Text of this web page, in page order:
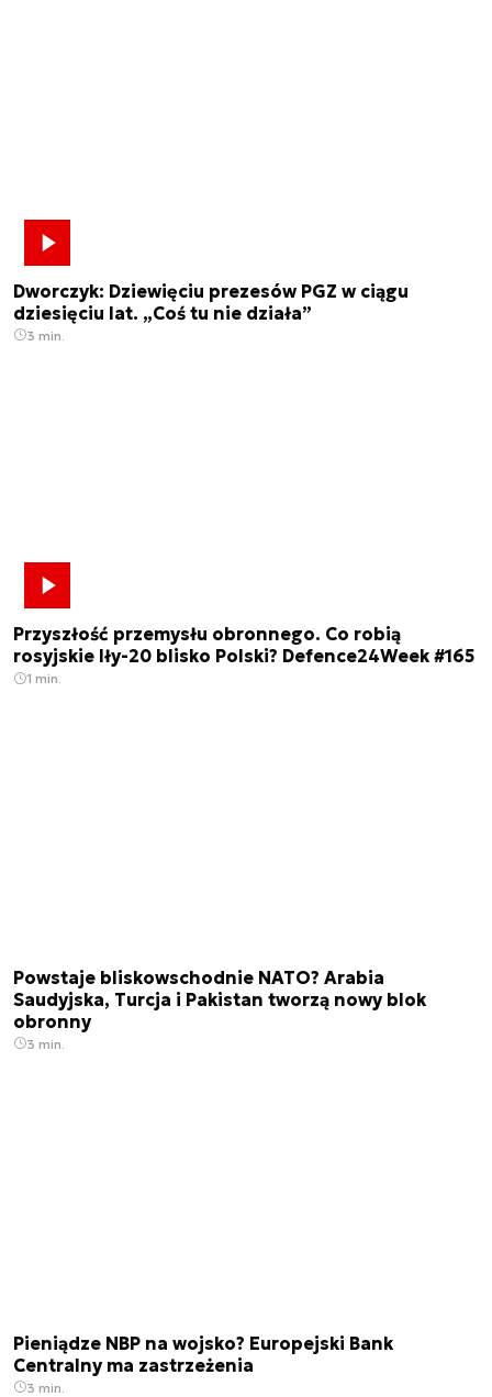
Dworczyk: Dziewięciu prezesów PGZ w ciągu
dziesięciu lat. „Coś tu nie działa”
3 min.
Przyszłość przemysłu obronnego. Co robią
rosyjskie Iły-20 blisko Polski? Defence24Week #165
1 min.
Powstaje bliskowschodnie NATO? Arabia
Saudyjska, Turcja i Pakistan tworzą nowy blok
obronny
3 min.
Pieniądze NBP na wojsko? Europejski Bank
Centralny ma zastrzeżenia
3 min.